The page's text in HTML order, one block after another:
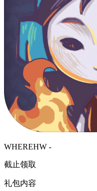
WHEREHW -
截止领取
礼包内容